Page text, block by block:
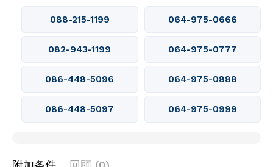
088-215-1199 064-975-0666
082-943-1199 064-975-0777
086-448-5096 064-975-0888
086-448-5097 064-975-0999